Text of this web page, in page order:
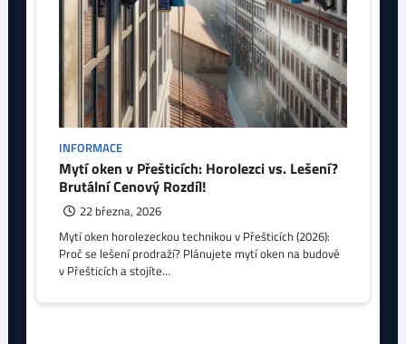
INFORMACE
Mytí oken v Přešticích: Horolezci vs. Lešení?
Brutální Cenový Rozdíl!
22 března, 2026
Mytí oken horolezeckou technikou v Přešticích (2026):
Proč se lešení prodraží? Plánujete mytí oken na budově
v Přešticích a stojíte…